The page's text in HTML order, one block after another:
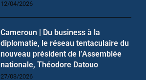
12/04/2026
Cameroun | Du business à la
diplomatie, le réseau tentaculaire du
nouveau président de l’Assemblée
nationale, Théodore Datouo
27/03/2026